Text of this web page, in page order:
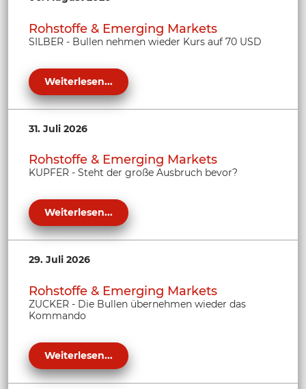
Rohstoffe & Emerging Markets
SILBER - Bullen nehmen wieder Kurs auf 70 USD
Weiterlesen...
31. Juli 2026
Rohstoffe & Emerging Markets
KUPFER - Steht der große Ausbruch bevor?
Weiterlesen...
29. Juli 2026
Rohstoffe & Emerging Markets
ZUCKER - Die Bullen übernehmen wieder das
Kommando
Weiterlesen...